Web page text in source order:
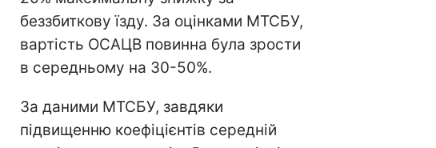
беззбиткову їзду. За оцінками МТСБУ,
вартість ОСАЦВ повинна була зрости
в середньому на 30-50%.
За даними МТСБУ, завдяки
підвищенню коефіцієнтів середній